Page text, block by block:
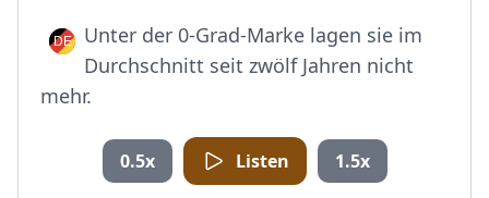
Unter der 0-Grad-Marke lagen sie im
Durchschnitt seit zwölf Jahren nicht
mehr.
0.5x Listen 1.5x